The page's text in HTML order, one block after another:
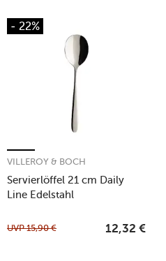
- 22%
Servierlöffel 21 cm Daily
Line Edelstahl
VILLEROY & BOCH
UVP15,90 € 12,32 €